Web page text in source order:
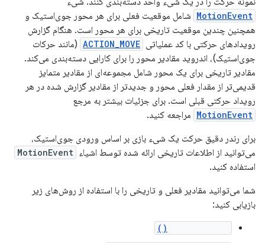
MotionEvent شامل موقعیت فعلی برای هر محور جوی‌استیک و
همچنین چندین موقعیت تاریخی برای هر محور است. هنگام گزارش
رویدادهای حرکتی با کد عملیاتی ACTION_MOVE (مانند حرکات
جوی‌استیک)، اندروید مقادیر محور را برای کارایی دسته‌بندی می‌کند.
مقادیر تاریخی برای یک محور شامل مجموعه‌ای از مقادیر متمایز
قدیمی‌تر از مقدار فعلی محور و جدیدتر از مقادیر گزارش شده در هر
رویداد حرکتی قبلی است. برای جزئیات بیشتر به مرجع
MotionEvent مراجعه کنید.
برای رندر دقیق حرکت یک شیء بازی بر اساس ورودی جوی‌استیک،
می‌توانید از اطلاعات تاریخی ارائه شده توسط اشیاء MotionEvent
استفاده کنید.
شما می‌توانید مقادیر فعلی و تاریخی را با استفاده از روش‌های زیر
بازیابی کنید: